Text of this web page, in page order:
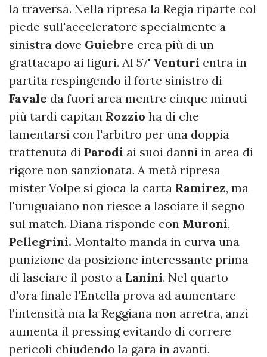
la traversa. Nella ripresa la Regia riparte col
piede sull'acceleratore specialmente a
sinistra dove Guiebre crea più di un
grattacapo ai liguri. Al 57' Venturi entra in
partita respingendo il forte sinistro di
Favale da fuori area mentre cinque minuti
più tardi capitan Rozzio ha di che
lamentarsi con l'arbitro per una doppia
trattenuta di Parodi ai suoi danni in area di
rigore non sanzionata. A metà ripresa
mister Volpe si gioca la carta Ramirez, ma
l'uruguaiano non riesce a lasciare il segno
sul match. Diana risponde con Muroni,
Pellegrini. Montalto manda in curva una
punizione da posizione interessante prima
di lasciare il posto a Lanini. Nel quarto
d'ora finale l'Entella prova ad aumentare
l'intensità ma la Reggiana non arretra, anzi
aumenta il pressing evitando di correre
pericoli chiudendo la gara in avanti.